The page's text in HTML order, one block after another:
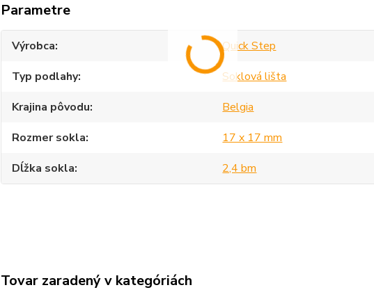
Parametre
Výrobca
Quick Step
Typ podlahy
Soklová lišta
Krajina pôvodu
Belgia
Rozmer sokla
17 x 17 mm
Dĺžka sokla
2,4 bm
Tovar zaradený v kategóriách